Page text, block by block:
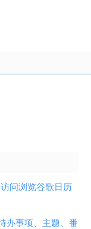
问浏览谷歌日历
办事项、主题、番